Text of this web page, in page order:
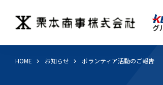
グ
HOME お知らせ ボランティア活動のご報告